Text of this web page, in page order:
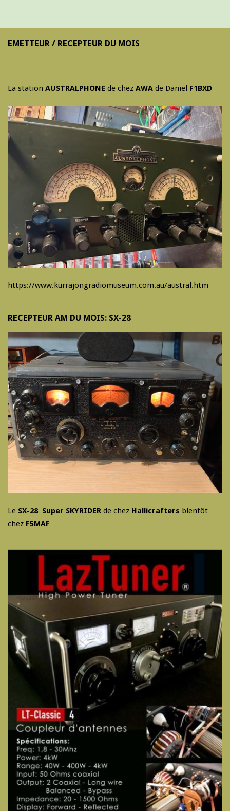
EMETTEUR / RECEPTEUR DU MOIS
La station AUSTRALPHONE de chez AWA de Daniel F1BXD
https://www.kurrajongradiomuseum.com.au/austral.htm
RECEPTEUR AM DU MOIS: SX-28
Le SX-28 Super SKYRIDER de chez Hallicrafters bientôt
chez F5MAF